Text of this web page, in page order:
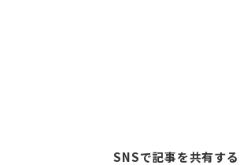
SNSで記事を共有する